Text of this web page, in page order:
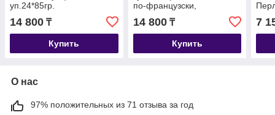
уп.24*85гр.
14 800 ₸
Купить
по-французски,
уп.24*85гр.
14 800₸
Купить
7
О нас
97% положительных из 71 отзыва за год